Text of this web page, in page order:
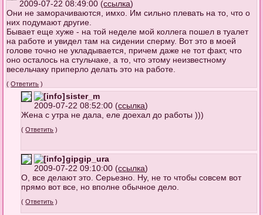
2009-07-22 08:49:00 (ссылка)
Они не заморачиваются, имхо. Им сильно плевать на то, что о
них подумают другие.
Бывает еще хуже - на той неделе мой коллега пошел в туалет
на работе и увидел там на сидении сперму. Вот это в моей
голове точно не укладывается, причем даже не тот факт, что
оно осталось на стульчаке, а то, что этому неизвестному
весельчаку приперло делать это на работе.
(Ответить )
sister_m
2009-07-22 08:52:00 (ссылка)
Жена с утра не дала, еле доехал до работы )))
(Ответить )
gipgip_ura
2009-07-22 09:10:00 (ссылка)
О, все делают это. Серьезно. Ну, не то чтобы совсем вот
прямо вот все, но вполне обычное дело.
(Ответить )